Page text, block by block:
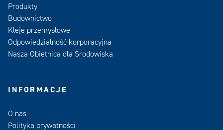
Produkty
Budownictwo
Kleje przemysłowe
Odpowiedzialność korporacyjna
Nasza Obietnica dla Środowiska
INFORMACJE
O nas
Polityka prywatności